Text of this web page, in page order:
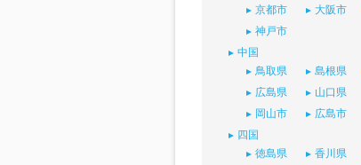
京都市
大阪市
神戸市
中国
鳥取県
島根県
広島県
山口県
岡山市
広島市
四国
徳島県
香川県